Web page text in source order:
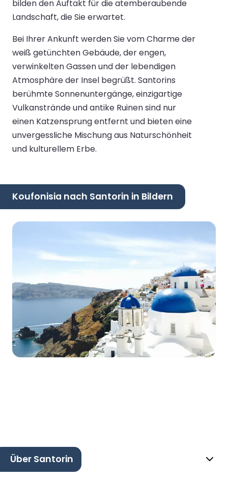
bilden den Auftakt für die atemberaubende
Landschaft, die Sie erwartet.
Bei Ihrer Ankunft werden Sie vom Charme der
weiß getünchten Gebäude, der engen,
verwinkelten Gassen und der lebendigen
Atmosphäre der Insel begrüßt. Santorins
berühmte Sonnenuntergänge, einzigartige
Vulkanstrände und antike Ruinen sind nur
einen Katzensprung entfernt und bieten eine
unvergessliche Mischung aus Naturschönheit
und kulturellem Erbe.
Koufonisia nach Santorin in Bildern
Über Santorin